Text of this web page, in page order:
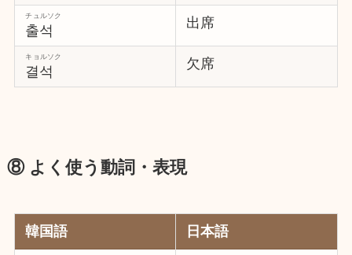
출석
チュルソク 出席
결석
キョルソク 欠席
⑧ よく使う動詞・表現
韓国語 日本語